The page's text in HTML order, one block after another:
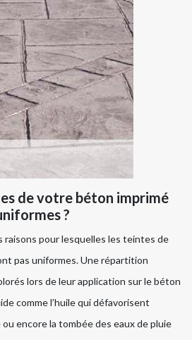
de votre béton imprimé
?
raisons pour lesquelles les teintes de
pas uniformes. Une répartition
lors de leur application sur le béton
comme l’huile qui défavorisent
encore la tombée des eaux de pluie